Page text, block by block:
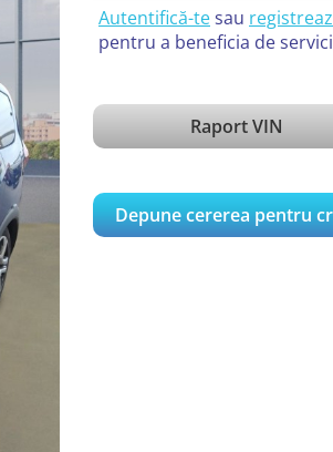
Autentifică-tesau
pentru a beneficia de
Raport VIN
Depune cererea pentru